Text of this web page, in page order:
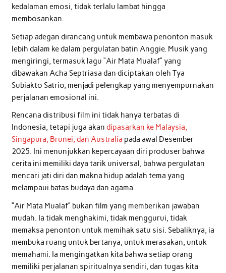
kedalaman emosi, tidak terlalu lambat hingga
membosankan.
Setiap adegan dirancang untuk membawa penonton masuk
lebih dalam ke dalam pergulatan batin Anggie. Musik yang
mengiringi, termasuk lagu “Air Mata Mualaf” yang
dibawakan Acha Septriasa dan diciptakan oleh Tya
Subiakto Satrio, menjadi pelengkap yang menyempurnakan
perjalanan emosional ini.
Rencana distribusi film ini tidak hanya terbatas di
Indonesia, tetapi juga akan dipasarkan ke Malaysia,
Singapura, Brunei, dan Australia pada awal Desember
2025. Ini menunjukkan kepercayaan diri produser bahwa
cerita ini memiliki daya tarik universal, bahwa pergulatan
mencari jati diri dan makna hidup adalah tema yang
melampaui batas budaya dan agama.
“Air Mata Mualaf” bukan film yang memberikan jawaban
mudah. Ia tidak menghakimi, tidak menggurui, tidak
memaksa penonton untuk memihak satu sisi. Sebaliknya, ia
membuka ruang untuk bertanya, untuk merasakan, untuk
memahami. Ia mengingatkan kita bahwa setiap orang
memiliki perjalanan spiritualnya sendiri, dan tugas kita